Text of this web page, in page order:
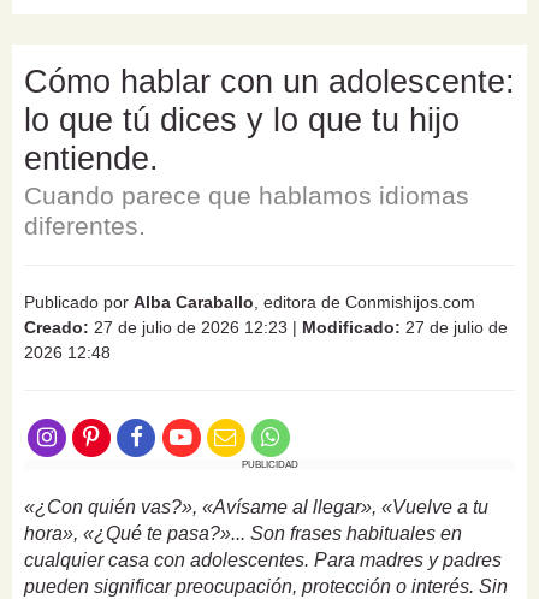
Cómo hablar con un adolescente:
lo que tú dices y lo que tu hijo
entiende.
Cuando parece que hablamos idiomas
diferentes.
Publicado por Alba Caraballo , editora de Conmishijos.com
Creado: 27 de julio de 2026 12:23 | Modificado: 27 de julio de
2026 12:48
PUBLICIDAD
«¿Con quién vas?», «Avísame al llegar», «Vuelve a tu
hora», «¿Qué te pasa?»... Son frases habituales en
cualquier casa con adolescentes. Para madres y padres
pueden significar preocupación, protección o interés. Sin